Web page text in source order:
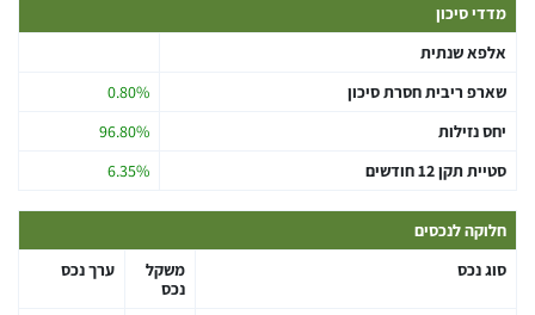
מדדי סיכון
אלפא שנתית
שארפ ריבית חסרת סיכון
0.80%
יחס נזילות
96.80%
סטיית תקן 12 חודשים
6.35%
חלוקה לנכסים
סוג נכס
משקל
נכס
ערך נכס